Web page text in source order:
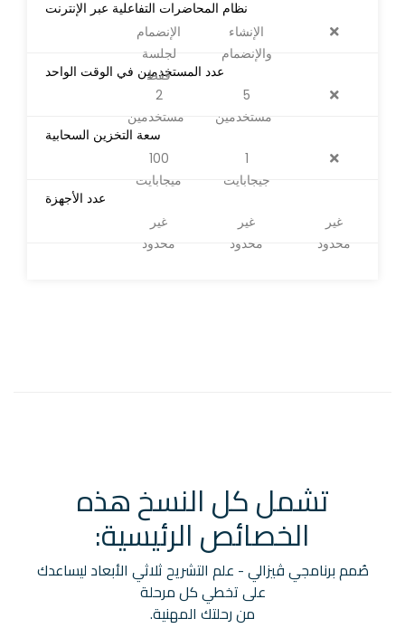
نظام المحاضرات التفاعلية عبر الإنترنت
عدد المستخدمين في الوقت الواحد
سعة التخزين السحابية
عدد الأجهزة
غير
محدود
الإنشاء
والإنضمام
5
مستخدمين
1
جيجابايت
غير
محدود
الإنضمام
لجلسة
فقط
2
مستخدمين
100
ميجابايت
غير
محدود
تشمل كل النسخ هذه
الخصائص الرئيسية:
صُمم برنامجي ڤيزالي - علم التشريح ثلاثي الأبعاد ليساعدك
على تخطي كل مرحلة
من رحلتك المهنية.